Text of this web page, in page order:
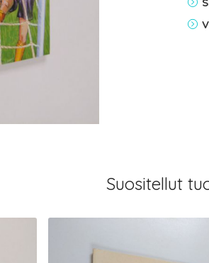
Suositellut